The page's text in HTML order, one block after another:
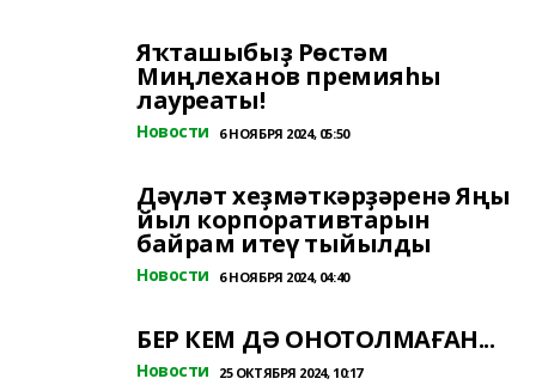
Яҡташыбыҙ Рөстәм
Миңлеханов премияһы
лауреаты!
Новости 6 НОЯБРЯ 2024, 05:50
Дәүләт хеҙмәткәрҙәренә Яңы
йыл корпоративтарын
байрам итеү тыйылды
Новости 6 НОЯБРЯ 2024, 04:40
БЕР КЕМ ДӘ ОНОТОЛМАҒАН...
Новости 25 ОКТЯБРЯ 2024, 10:17